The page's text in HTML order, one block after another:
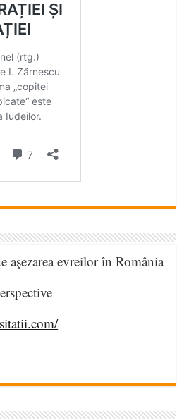
aşezarea evreilor în România